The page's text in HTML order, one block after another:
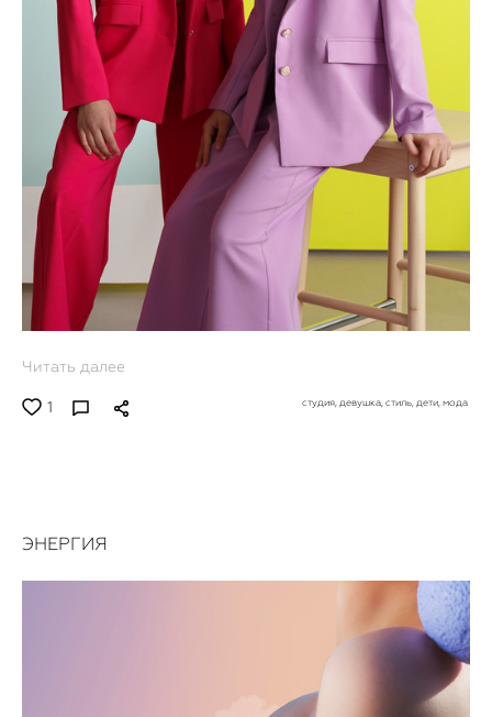
Читать далее
1 студия, девушка, стиль, дети, мода
ЭНЕРГИЯ